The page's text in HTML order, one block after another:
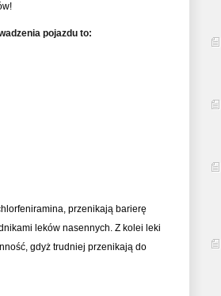
pojazdu to:
przenikają barierę
leków nasennych. Z kolei leki
gdyż trudniej przenikają do